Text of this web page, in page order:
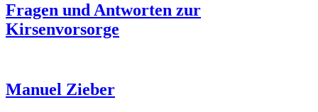
Fragen und Antworten zur
Kirsenvorsorge
Manuel Zieber